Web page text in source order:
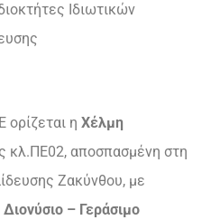
Ιδιωτικών
η Χέλμη
κλ.ΠΕ02, αποσπασμένη στη
Ζακύνθου, με
– Γεράσιμο